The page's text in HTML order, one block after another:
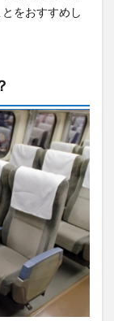
をおすすめし